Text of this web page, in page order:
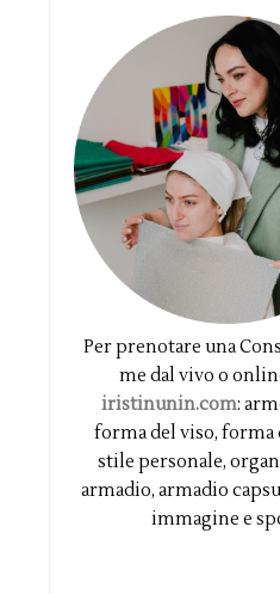
Per prenotare una
me dal vivo o
iristinunin.com:
forma del viso, forma
stile personale,
armadio, armadio
immagine e